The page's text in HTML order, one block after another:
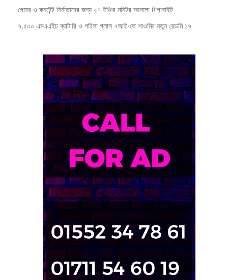
গেমার ও কনটেন্ট নির্মাতাদের জন্য ২৭ ইঞ্চির মনিটর আনলো গিগাবাইট
৭,৫০০ এমএএইচ ব্যাটারি ও গরিলা গ্লাস ৭আই-তে শাওমির নতুন রেডমি ১৭